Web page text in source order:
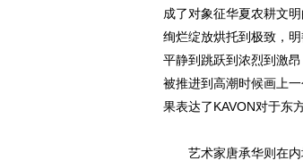
成了对象征华夏农耕文
绚烂绽放烘托到极致，
平静到跳跃到浓烈到激
被推进到高潮时候画上
果表达了KAVON对于东
艺术家唐承华则在内